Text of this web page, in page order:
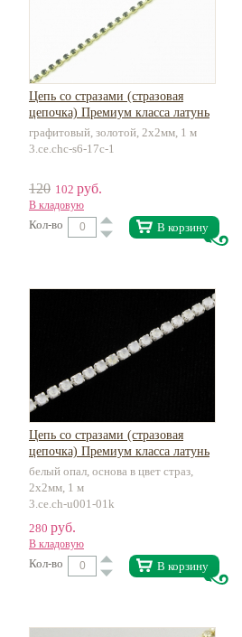
Цепь со стразами (стразовая
цепочка) Премиум класса латунь
графитовый, золотой, 2х2мм, 1 м
3.ce.chc-s6-17c-1
120 102 руб.
В кладовую
Кол-во В корзину
Цепь со стразами (стразовая
цепочка) Премиум класса латунь
белый опал, основа в цвет страз,
2х2мм, 1 м
3.ce.ch-u001-01k
280 руб.
В кладовую
Кол-во В корзину